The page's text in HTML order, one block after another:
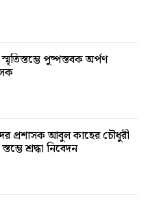
পুষ্পস্তবক অর্পণ
প্রশাসক আবুল কাহের চৌধুরী
শ্রদ্ধা নিবেদন